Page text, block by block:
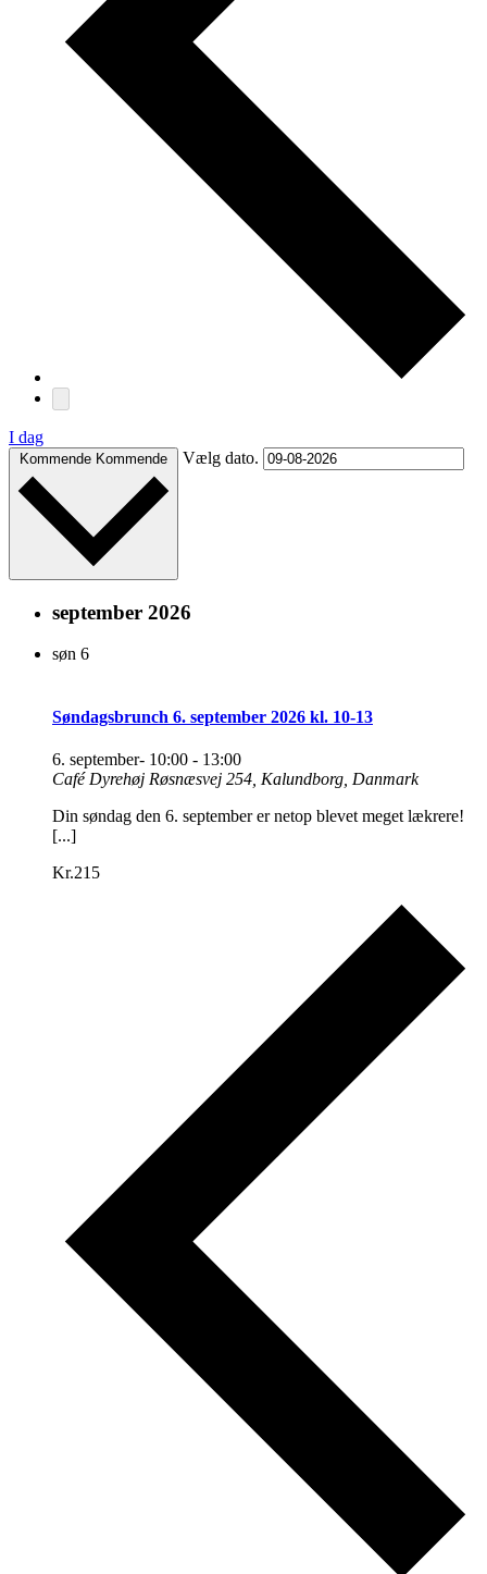
I dag
Kommende Kommende Vælg dato.
september 2026
søn 6
Søndagsbrunch 6. september 2026 kl. 10-13
6. september- 10:00 - 13:00
Café Dyrehøj Røsnæsvej 254, Kalundborg, Danmark
Din søndag den 6. september er netop blevet meget lækrere!
[...]
Kr.215